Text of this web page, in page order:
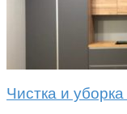
Чистка и